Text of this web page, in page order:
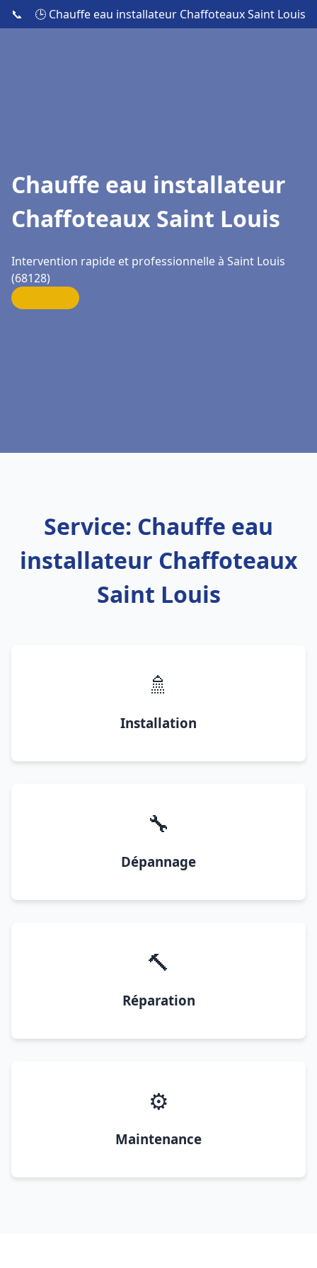
📞 🕒 Chauffe eau installateur Chaffoteaux Saint Louis
Chauffe eau installateur
Chaffoteaux Saint Louis
Intervention rapide et professionnelle à Saint Louis
(68128)
Service: Chauffe eau
installateur Chaffoteaux
Saint Louis
🚿
Installation
🔧
Dépannage
🔨
Réparation
⚙️
Maintenance